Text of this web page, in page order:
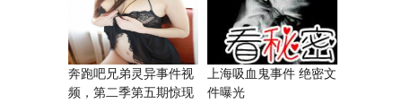
奔跑吧兄弟灵异事件视
频，第二季第五期惊现
上海吸血鬼事件 绝密文
件曝光